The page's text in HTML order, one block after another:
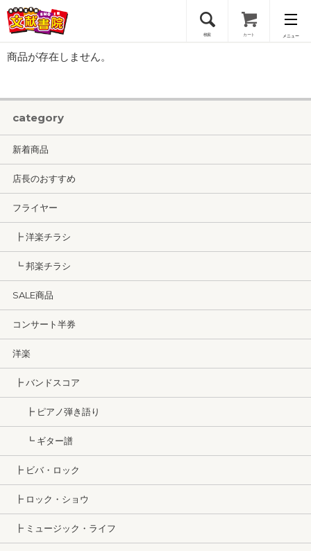
検索 カート メニュー
会員登録
ログイン
商品が存在しません。
category
新着商品
店長のおすすめ
フライヤー
┣ 洋楽チラシ
┗ 邦楽チラシ
SALE商品
コンサート半券
洋楽
┣ バンドスコア
┣ ピアノ弾き語り
┗ ギター譜
┣ ビバ・ロック
┣ ロック・ショウ
┣ ミュージック・ライフ